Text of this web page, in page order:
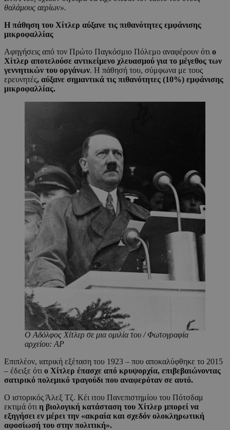
θαλάμους αερίων».
Η πάθηση του Χίτλερ αύξανε τις πιθανότητες εμφάνισης
μικροφαλλίας
Αφηγήσεις από τον Πρώτο Παγκόσμιο Πόλεμο αναφέρουν ότι ο
Χίτλερ αποτελούσε αντικείμενο χλευασμού για το μέγεθος των
γεννητικών του οργάνων. Η πάθησή του, σύμφωνα με τους
ερευνητές, αύξανε σημαντικά τις πιθανότητες (10%) εμφάνισης
μικροφαλλίας.
Ο Αδόλφος Χίτλερ σε μια ομιλία του / Φωτογραφία
αρχείου: AP
Επιπλέον, ιατρική εξέταση του 1923 – που αποκαλύφθηκε το 2015
– έδειξε ότι ο Χίτλερ έπασχε από κρυψορχία, επιβεβαιώνοντας
σατιρικό πολεμικό τραγούδι που αναφερόταν σε αυτό.
Ο ιστορικός Άλεξ Τζ. Κέι ιτου Πανεπιστημίου του Πότσδαμ
εκτιμά ότι η βιολογική κατάσταση του Χίτλερ μπορεί να
εξηγήσει εν μέρει την «ακραία και σχεδόν ολοκληρωτική
αφοσίωσή του στην πολιτική».